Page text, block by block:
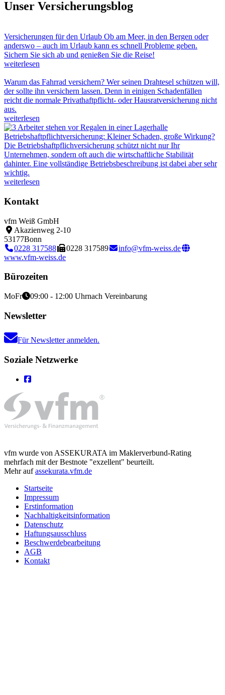
Unser Versicherungsblog
Versicherungen für den Urlaub Ob am Meer, in den Bergen oder
anderswo – auch im Urlaub kann es schnell Probleme geben.
Sichern Sie sich ab und genießen Sie die Reise!
weiterlesen
Warum das Fahrrad versichern? Wer seinen Drahtesel schützen will,
der sollte ihn versichern lassen. Denn in einigen Schadenfällen
reicht die normale Privathaftpflicht- oder Hausratversicherung nicht
aus.
weiterlesen
Betriebshaftpflichtversicherung: Kleiner Schaden, große Wirkung?
Die Betriebshaftpflichversicherung schützt nicht nur Ihr
Unternehmen, sondern oft auch die wirtschaftliche Stabilität
dahinter. Eine vollständige Betriebsbeschreibung ist dabei aber sehr
wichtig.
weiterlesen
Kontakt
vfm Weiß GmbH
Akazienweg 2-10
53177Bonn
0228 317588
0228 317589
info@vfm-weiss.de
www.vfm-weiss.de
Bürozeiten
MoFr 09:00 - 12:00 Uhrnach Vereinbarung
Newsletter
Für Newsletter anmelden.
Soziale Netzwerke
vfm wurde von ASSEKURATA im Maklerverbund-Rating
mehrfach mit der Bestnote "exzellent" beurteilt.
Mehr aufassekurata.vfm.de
Startseite
Impressum
Erstinformation
Nachhaltigkeitsinformation
Datenschutz
Haftungsausschluss
Beschwerdebearbeitung
AGB
Kontakt